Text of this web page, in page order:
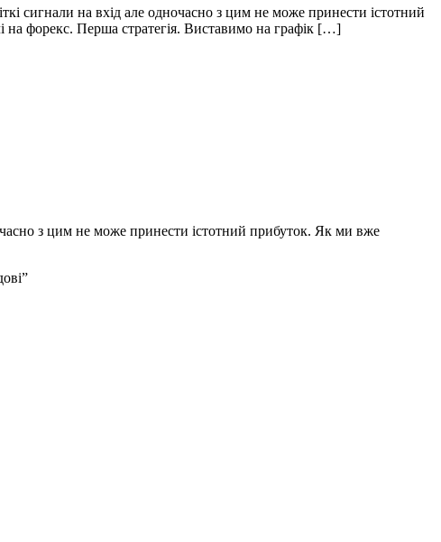
сигнали на вхід але одночасно з цим не може принести істотний
на форекс. Перша стратегія. Виставимо на графік […]
з цим не може принести істотний прибуток. Як ми вже